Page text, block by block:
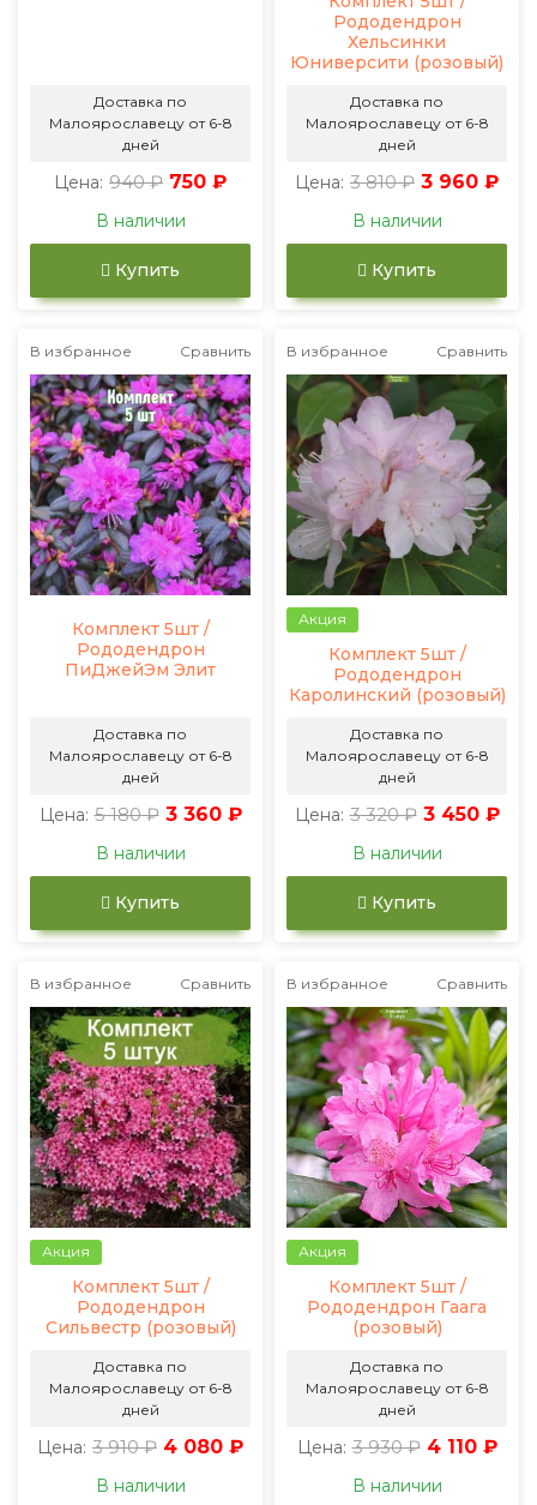
Доставка по
Малоярославецу от 6-8
дней
Цена: 940 ₽ 750 ₽
В наличии
Купить
Рододендрон
Хельсинки
Юниверсити (розовый)
Доставка по
Малоярославецу от 6-8
дней
Цена: 3 810 ₽ 3 960 ₽
В наличии
Купить
В избранное Сравнить
Комплект 5шт /
Рододендрон
ПиДжейЭм Элит
Доставка по
Малоярославецу от 6-8
дней
Цена: 5 180 ₽ 3 360 ₽
В наличии
Купить
В избранное Сравнить
Акция
Комплект 5шт /
Рододендрон
Каролинский (розовый)
Доставка по
Малоярославецу от 6-8
дней
Цена: 3 320 ₽ 3 450 ₽
В наличии
Купить
В избранное Сравнить
Акция
Комплект 5шт /
Рододендрон
Сильвестр (розовый)
Доставка по
Малоярославецу от 6-8
дней
Цена: 3 910 ₽ 4 080 ₽
В наличии
В избранное Сравнить
Акция
Комплект 5шт /
Рододендрон Гаага
(розовый)
Доставка по
Малоярославецу от 6-8
дней
Цена: 3 930 ₽ 4 110 ₽
В наличии